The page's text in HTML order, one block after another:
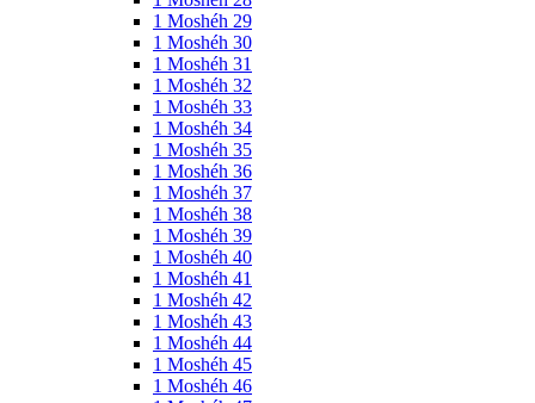
1 Moshéh 29
1 Moshéh 30
1 Moshéh 31
1 Moshéh 32
1 Moshéh 33
1 Moshéh 34
1 Moshéh 35
1 Moshéh 36
1 Moshéh 37
1 Moshéh 38
1 Moshéh 39
1 Moshéh 40
1 Moshéh 41
1 Moshéh 42
1 Moshéh 43
1 Moshéh 44
1 Moshéh 45
1 Moshéh 46